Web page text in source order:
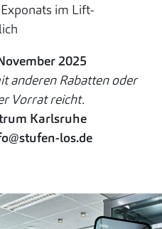
im Lift-
2025
anderen Rabatten oder
Vorrat reicht.
Karlsruhe
los.de